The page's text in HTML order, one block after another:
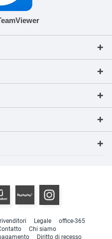
Legale
office-365
Chi siamo
Diritto di recesso